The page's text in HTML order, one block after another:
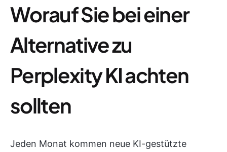
Worauf Sie bei einer
Alternative zu
Perplexity KI achten
sollten
Jeden Monat kommen neue KI-gestützte